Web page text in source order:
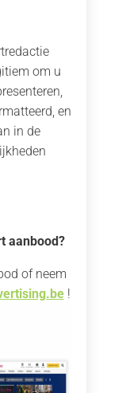
om u
en
in de
aanbood?
of neem
!